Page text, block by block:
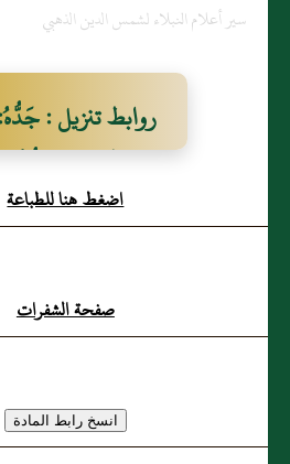
سير أعلام النبلاء لشمس الدين الذهبي
روابط تنزيل :
بنُ الحَسَنِ بنِ
صَصْرَى التَّغْلِبِيُّ
اضغط هنا للطباعة
صفحة الشفرات